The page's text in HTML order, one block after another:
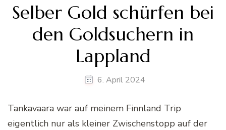
Selber Gold schürfen bei
den Goldsuchern in
Lappland
6. April 2024
Tankavaara war auf meinem Finnland Trip
eigentlich nur als kleiner Zwischenstopp auf der